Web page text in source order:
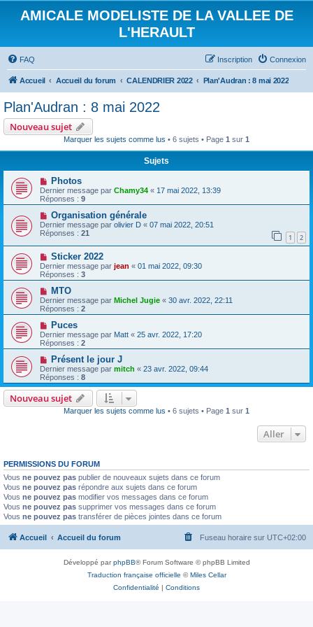
AMICALE MODELISTE DE LA VALLEE DE
L'HERAULT
FAQ Connexion
Inscription
Accueil Accueil du forum CALENDRIER 2022 Plan'Audran : 8 mai 2022
Plan'Audran : 8 mai 2022
Nouveau sujet
Marquer les sujets comme lus • 6 sujets • Page 1 sur 1
Sujets
Photos
Dernier message par Chamy34 « 17 mai 2022, 13:39
Réponses : 9
Organisation générale
Dernier message par olivier D « 07 mai 2022, 20:51
Réponses : 21 1 2
Sticker 2022
Dernier message par jean « 01 mai 2022, 09:30
Réponses : 3
MTO
Dernier message par Michel Jugie « 30 avr. 2022, 22:11
Réponses : 2
Puces
Dernier message par Matt « 25 avr. 2022, 17:20
Réponses : 2
Présent le jour J
Dernier message par mitch « 23 avr. 2022, 09:44
Réponses : 8
Nouveau sujet
Marquer les sujets comme lus • 6 sujets • Page 1 sur 1
Aller
PERMISSIONS DU FORUM
Vous ne pouvez pas publier de nouveaux sujets dans ce forum
Vous ne pouvez pas répondre aux sujets dans ce forum
Vous ne pouvez pas modifier vos messages dans ce forum
Vous ne pouvez pas supprimer vos messages dans ce forum
Vous ne pouvez pas transférer de pièces jointes dans ce forum
Accueil Accueil du forum Fuseau horaire sur UTC+02:00
Développé parphpBB® Forum Software © phpBB Limited
Traduction française officielle ©Miles Cellar
Confidentialité | Conditions